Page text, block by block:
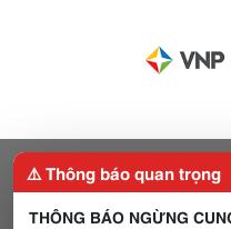
⚠️ Thông báo quan trọng
THÔNG BÁO NGỪNG